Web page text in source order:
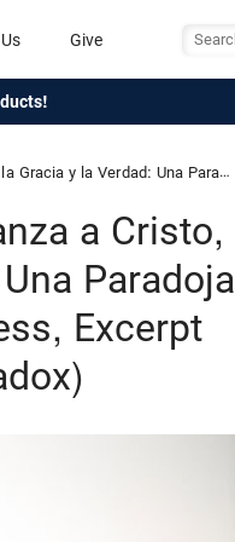
Give
Excerpt from The Grace and Truth Paradox)
a Cristo,
Paradoja
Excerpt